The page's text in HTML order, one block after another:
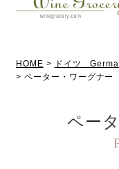
HOME
ドイツ
ペーター・ワーグナ
ペー